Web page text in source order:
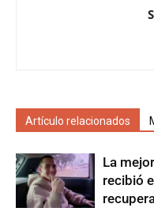
Artículo relacionados
La
recibió